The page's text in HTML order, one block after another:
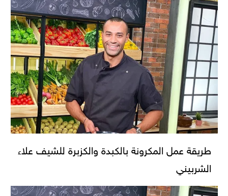
طريقة عمل المكرونة بالكبدة والكزبرة للشيف علاء
الشربيني